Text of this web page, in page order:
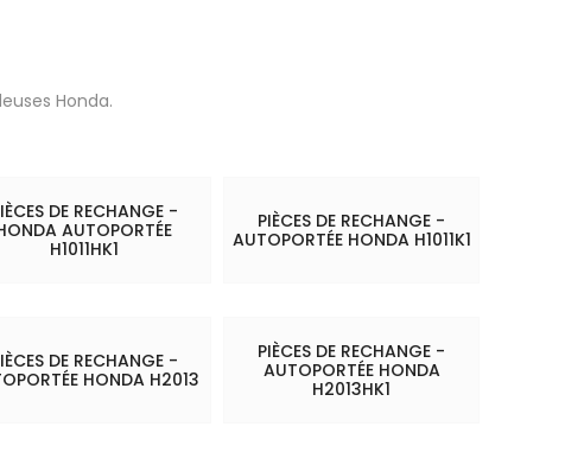
Honda.
DE RECHANGE -
AUTOPORTÉE
H1011HK1
PIÈCES DE RECHANGE -
AUTOPORTÉE HONDA H1011K1
DE RECHANGE -
HONDA H2013
PIÈCES DE RECHANGE -
AUTOPORTÉE HONDA
H2013HK1